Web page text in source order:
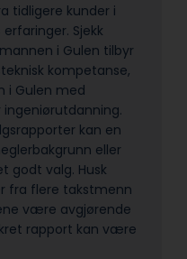
tidligere kunder i
Sjekk
i Gulen tilbyr
kompetanse,
i Gulen med
kan en
eller
godt valg. Husk
fra flere takstmenn
være avgjørende
rapport kan være